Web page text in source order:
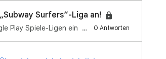
Surfers“-Liga an!
Play Spiele-Ligen ein … 0 Antworten